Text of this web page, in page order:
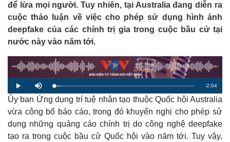
để lừa mọi người. Tuy nhiên, tại Australia đang diễn ra
cuộc thảo luận về việc cho phép sử dụng hình ảnh
deepfake của các chính trị gia trong cuộc bầu cử tại
nước này vào năm tới.
P
l
M
u
e
L
o
a
d
e
d
4
.
9
5
R
e
m
-2:04
Ủy ban Ứng dụng trí tuệ nhân tạo thuộc Quốc hội Australia
vừa công bố báo cáo, trong đó khuyến nghị cho phép sử
dụng những quảng cáo chính trị do công nghệ deepfake
tạo ra trong cuộc bầu cử Quốc hội vào năm tới. Tuy vậy,